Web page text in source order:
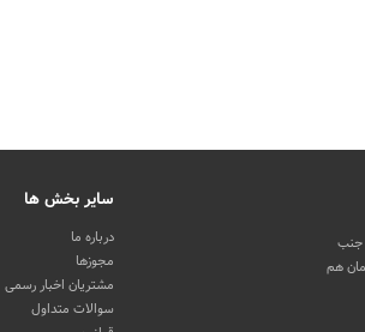
جنب
هم
سایر بخش ها
درباره ما
مجوزها
مشتریان اخبار رسمی
سوالات متداول